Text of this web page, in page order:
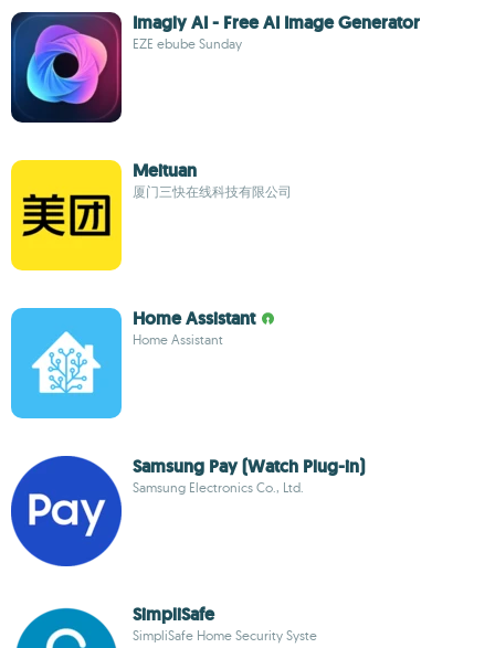
Imagly AI - Free AI Image Generator
EZE ebube Sunday
Meituan
厦门三快在线科技有限公司
Home Assistant
Home Assistant
Samsung Pay (Watch Plug-in)
Samsung Electronics Co., Ltd.
SimpliSafe
SimpliSafe Home Security Syste